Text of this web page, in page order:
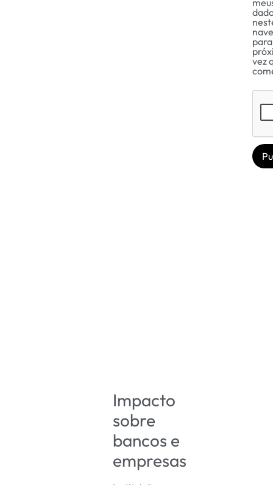
Impacto
sobre
bancos e
empresas
vez